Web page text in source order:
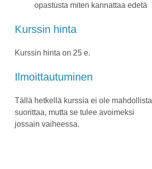
opastusta miten kannattaa edetä
Kurssin hinta
Kurssin hinta on 25 e.
Ilmoittautuminen
Tällä hetkellä kurssia ei ole mahdollista
suorittaa, mutta se tulee avoimeksi
jossain vaiheessa.